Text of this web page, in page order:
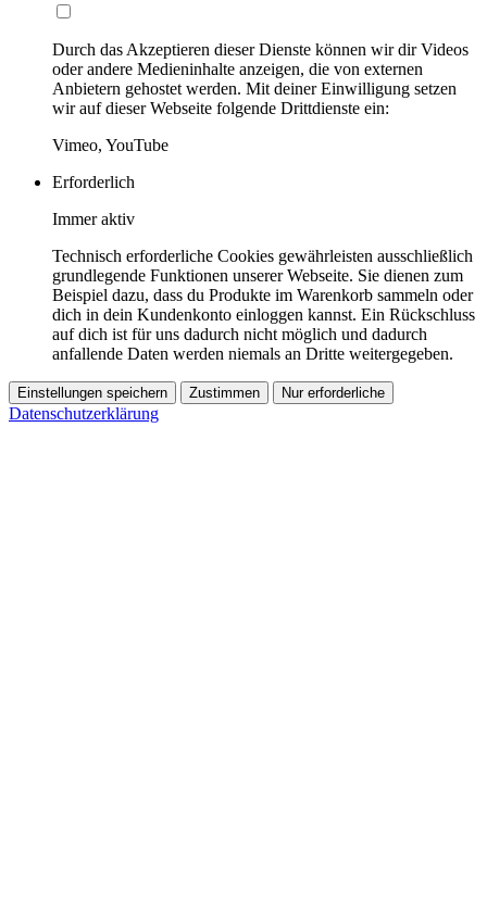
Durch das Akzeptieren dieser Dienste können wir dir Videos
oder andere Medieninhalte anzeigen, die von externen
Anbietern gehostet werden. Mit deiner Einwilligung setzen
wir auf dieser Webseite folgende Drittdienste ein:
Vimeo, YouTube
Erforderlich
Immer aktiv
Technisch erforderliche Cookies gewährleisten ausschließlich
grundlegende Funktionen unserer Webseite. Sie dienen zum
Beispiel dazu, dass du Produkte im Warenkorb sammeln oder
dich in dein Kundenkonto einloggen kannst. Ein Rückschluss
auf dich ist für uns dadurch nicht möglich und dadurch
anfallende Daten werden niemals an Dritte weitergegeben.
Einstellungen speichern Zustimmen Nur erforderliche
Datenschutzerklärung